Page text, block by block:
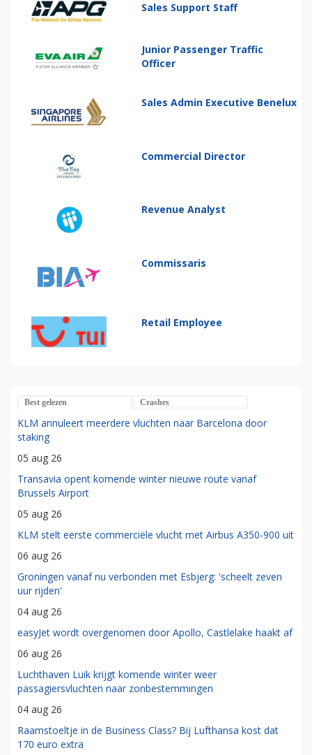
Sales Support Staff
Junior Passenger Traffic
Officer
Sales Admin Executive Benelux
Commercial Director
Revenue Analyst
Commissaris
Retail Employee
Best gelezen Crashes
KLM annuleert meerdere vluchten naar Barcelona door
staking
05 aug 26
Transavia opent komende winter nieuwe route vanaf
Brussels Airport
05 aug 26
KLM stelt eerste commerciële vlucht met Airbus A350-900 uit
06 aug 26
Groningen vanaf nu verbonden met Esbjerg: 'scheelt zeven
uur rijden'
04 aug 26
easyJet wordt overgenomen door Apollo, Castlelake haakt af
06 aug 26
Luchthaven Luik krijgt komende winter weer
passagiersvluchten naar zonbestemmingen
04 aug 26
Raamstoeltje in de Business Class? Bij Lufthansa kost dat
170 euro extra